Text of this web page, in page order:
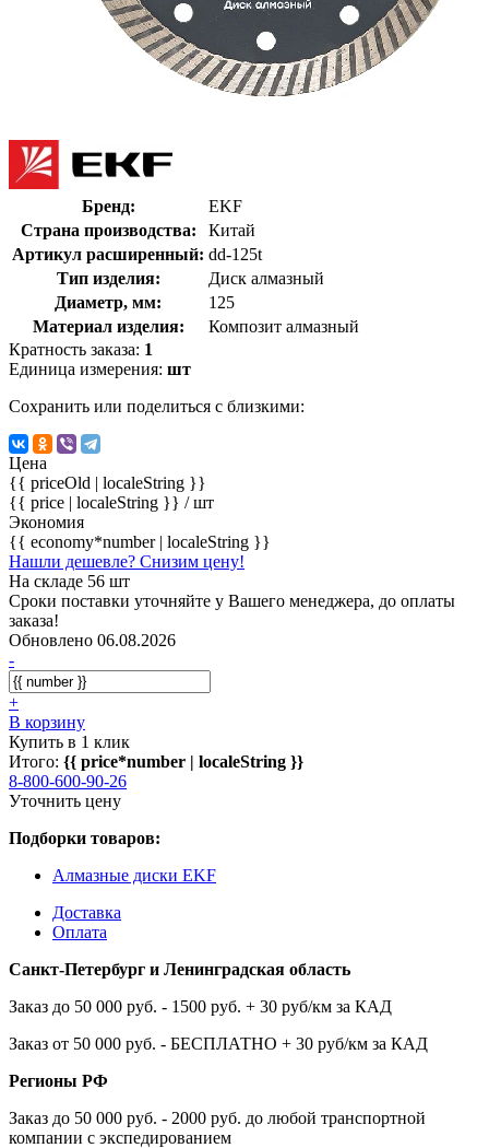
Бренд:
EKF
Страна производства:
Китай
Артикул расширенный: dd-125t
Тип изделия:
Диск алмазный
Диаметр, мм:
125
Материал изделия:
Композит алмазный
Кратность заказа: 1
Единица измерения: шт
Сохранить или поделиться с близкими:
Цена
{{ priceOld | localeString }}
{{ price | localeString }} / шт
Экономия
{{ economy*number | localeString }}
Нашли дешевле? Снизим цену!
На складе 56 шт
Сроки поставки уточняйте у Вашего менеджера, до оплаты
заказа!
Обновлено 06.08.2026
-
+
В корзину
Купить в 1 клик
Итого: {{ price*number | localeString }}
8-800-600-90-26
Уточнить цену
Подборки товаров:
Алмазные диски EKF
Доставка
Оплата
Санкт-Петербург и Ленинградская область
Заказ до 50 000 руб. - 1500 руб. + 30 руб/км за КАД
Заказ от 50 000 руб. - БЕСПЛАТНО + 30 руб/км за КАД
Регионы РФ
Заказ до 50 000 руб. - 2000 руб. до любой транспортной
компании с экспедированием